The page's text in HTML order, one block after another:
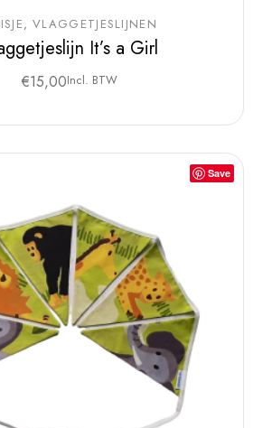
VLAGGETJESLIJNEN
It’s a Girl
€15,00Incl. BTW
Save